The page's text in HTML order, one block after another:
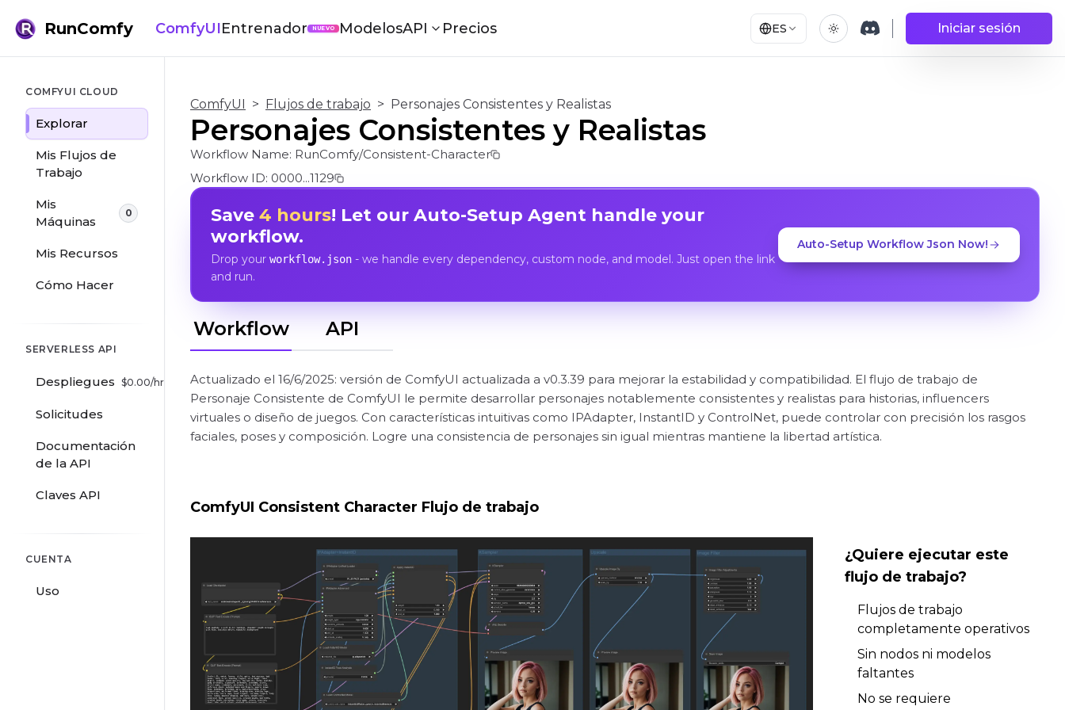
RunComfy ComfyUIEntrenador NUEVO ModelosAPI Precios ES Iniciar sesión
COMFYUI CLOUD
Explorar
Mis Flujos de
Trabajo
Mis
Máquinas
0
Mis Recursos
Cómo Hacer
SERVERLESS API
Despliegues $0.00/hr
Solicitudes
Documentación
de la API
Claves API
CUENTA
Uso
ComfyUI > Flujos de trabajo > Personajes Consistentes y Realistas
Personajes Consistentes y Realistas
Workflow Name: RunComfy/Consistent-Character
Workflow ID: 0000...1129
Save 4 hours! Let our Auto-Setup Agent handle your
workflow.
Drop your workflow.json- we handle every dependency, custom node, and model. Just open the link
and run.
Auto-Setup Workflow Json Now!
Workflow API
Actualizado el 16/6/2025: versión de ComfyUI actualizada a v0.3.39 para mejorar la estabilidad y compatibilidad. El flujo de trabajo de
Personaje Consistente de ComfyUI le permite desarrollar personajes notablemente consistentes y realistas para historias, influencers
virtuales o diseño de juegos. Con características intuitivas como IPAdapter, InstantID y ControlNet, puede controlar con precisión los rasgos
faciales, poses y composición. Logre una consistencia de personajes sin igual mientras mantiene la libertad artística.
ComfyUI Consistent Character Flujo de trabajo
¿Quiere ejecutar este
flujo de trabajo?
Flujos de trabajo
completamente operativos
Sin nodos ni modelos
faltantes
No se requiere